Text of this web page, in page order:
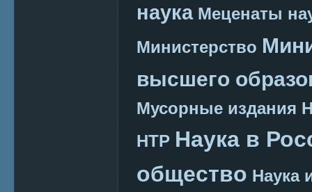
наука Меценаты
Министерство
высшего
Мусорные издания
НТР Наука в
общество Наука